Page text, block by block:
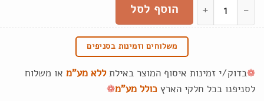
הוסף לסל
משלוחים וזמינות בסניפים
❁בדוק/י זמינות איסוף המוצר באילתללא מע"מ או משלוח
לסניפנו בכל חלקי הארץ כולל מע"מ❁